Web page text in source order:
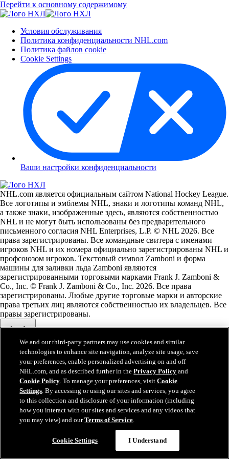
Перейти к основному содержимому
Условия обслуживания
Политика конфиденциальности NHL.com
Политика файлов cookie
Cookie Settings
Ваши настройки конфиденциальности
NHL.com является официальным сайтом National Hockey League.
Все логотипы и эмблемы NHL, знаки и логотипы команд NHL,
а также знаки, изображенные здесь, являются собственностью
NHL и не могут быть использованы без предварительного
письменного согласия NHL Enterprises, L.P. © NHL 2026. Все
права зарегистрированы. Все командные свитера с именами
игроков NHL и их номера официально зарегистрированы NHL и
профсоюзом игроков. Текстовый символ Zamboni и форма
машины для заливки льда Zamboni являются
зарегистрированными торговыми марками Frank J. Zamboni &
Co., Inc. © Frank J. Zamboni & Co., Inc. 2026. Все права
зарегистрированы. Любые другие торговые марки и авторские
права третьих лиц являются собственностью их владельцев. Все
правы зарегистрированы.
Закрыть
We and our third-party partners may use cookies and similar
technologies to enhance site navigation, analyze site usage, save
your preferences, enable personalized advertising on and off
NHL.com, and as described further in thePrivacy Policy and
Cookie Policy. To manage your preferences, visitCookie
Settings. By accessing or using our sites and services, you agree
to this collection and disclosure of your information (including
how you interact with our sites and services and any videos that
you may view) and ourTerms of Service.
Cookie Settings I Understand